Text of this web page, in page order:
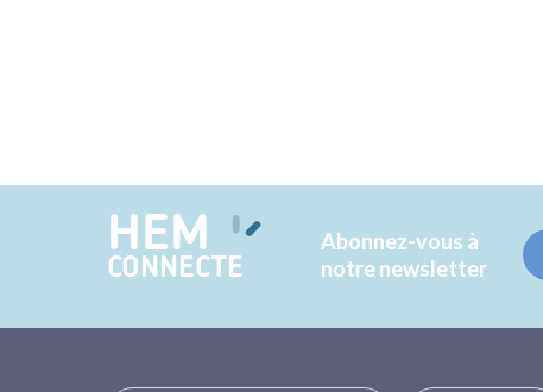
HEM
CONNECTE
Abonnez-vous à
notre newsletter